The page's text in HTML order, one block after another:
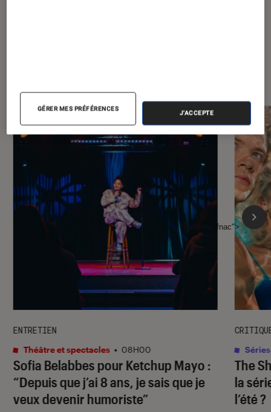
Sofia Belabbes pour Ketchup Mayo :
“Depuis que j’ai 8 ans, je sais que je
veux devenir humoriste”
ENTRETIEN
Théâtre et spectacles • 08H00
The
la
l’été ?
Séries
l'Éclaireur fnac">
GÉRER MES PRÉFÉRENCES
J'ACCEPTE